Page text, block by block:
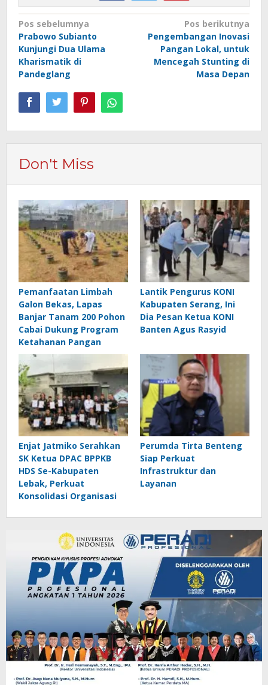
Navigasi
pos
Pos sebelumnya
Prabowo Subianto
Kunjungi Dua Ulama
Kharismatik di
Pandeglang
Pos berikutnya
Pengembangan Inovasi
Pangan Lokal, untuk
Mencegah Stunting di
Masa Depan
Don't Miss
Pemanfaatan Limbah
Galon Bekas, Lapas
Banjar Tanam 200 Pohon
Cabai Dukung Program
Ketahanan Pangan
Lantik Pengurus KONI
Kabupaten Serang, Ini
Dia Pesan Ketua KONI
Banten Agus Rasyid
Enjat Jatmiko Serahkan
SK Ketua DPAC BPPKB
HDS Se-Kabupaten
Lebak, Perkuat
Konsolidasi Organisasi
Perumda Tirta Benteng
Siap Perkuat
Infrastruktur dan
Layanan